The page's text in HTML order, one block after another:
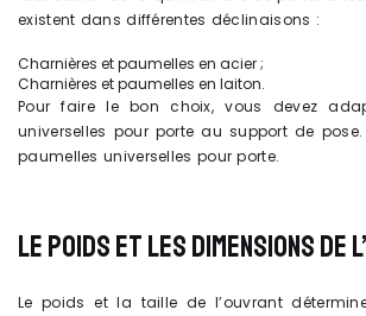
existent dans différentes déclinaisons :
Charnières et paumelles en acier ;
Charnières et paumelles en laiton.
Pour faire le bon choix, vous devez
universelles pour porte au support de
paumelles universelles pour porte.
LE POIDS ET LES DIMENSIONS DE
Le poids et la taille de l’ouvrant